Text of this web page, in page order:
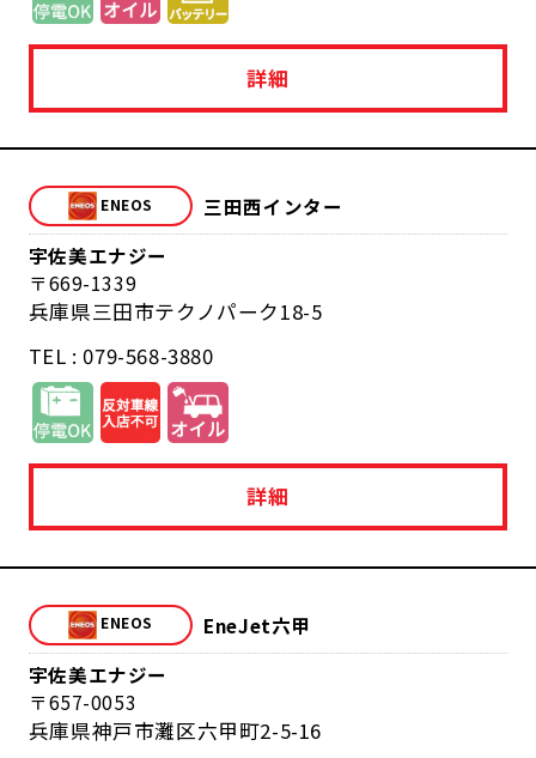
詳細
三田西インター
宇佐美エナジー
669-1339
兵庫県三田市テクノパーク18-5
TEL : 079-568-3880
詳細
EneJet六甲
宇佐美エナジー
657-0053
兵庫県神戸市灘区六甲町2-5-16